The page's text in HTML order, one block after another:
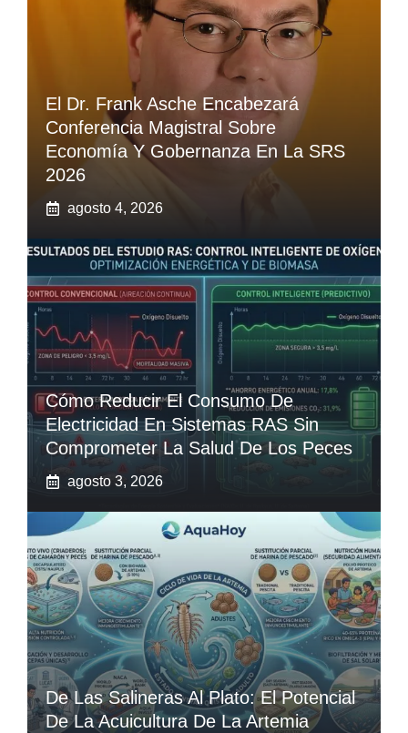
El Dr. Frank Asche Encabezará
Conferencia Magistral Sobre
Economía Y Gobernanza En La SRS
2026
agosto 4, 2026
Cómo Reducir El Consumo De
Electricidad En Sistemas RAS Sin
Comprometer La Salud De Los Peces
agosto 3, 2026
De Las Salineras Al Plato: El Potencial
De La Acuicultura De La Artemia